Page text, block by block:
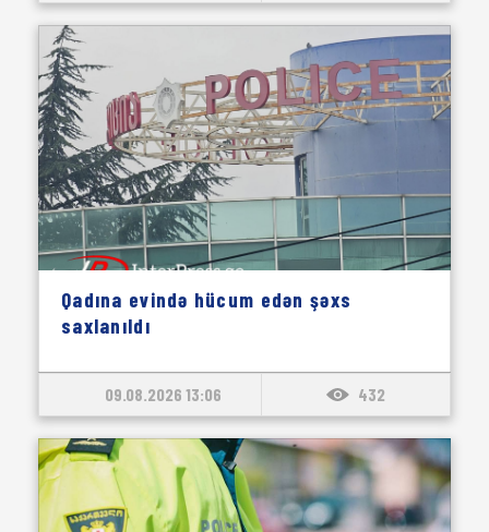
Qadına evində hücum edən şəxs
saxlanıldı
09.08.2026 13:06 432